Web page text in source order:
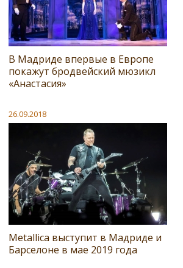
В Мадриде впервые в Европе
покажут бродвейский мюзикл
«Анастасия»
26.09.2018
Metallica выступит в Мадриде и
Барселоне в мае 2019 года